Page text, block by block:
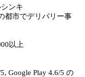
ンキ
都市でデリバリー事
以上
Google Play 4.6/5 の